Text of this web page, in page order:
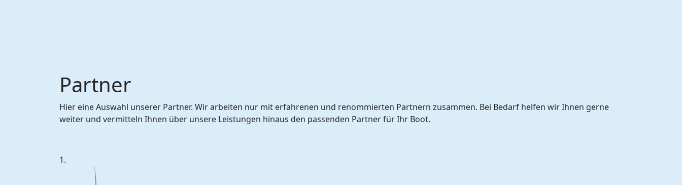
Partner
Hier eine Auswahl unserer Partner. Wir arbeiten nur mit erfahrenen und renommierten Partnern zusammen. Bei Bedarf helfen wir Ihnen gerne
weiter und vermitteln Ihnen über unsere Leistungen hinaus den passenden Partner für Ihr Boot.
1.